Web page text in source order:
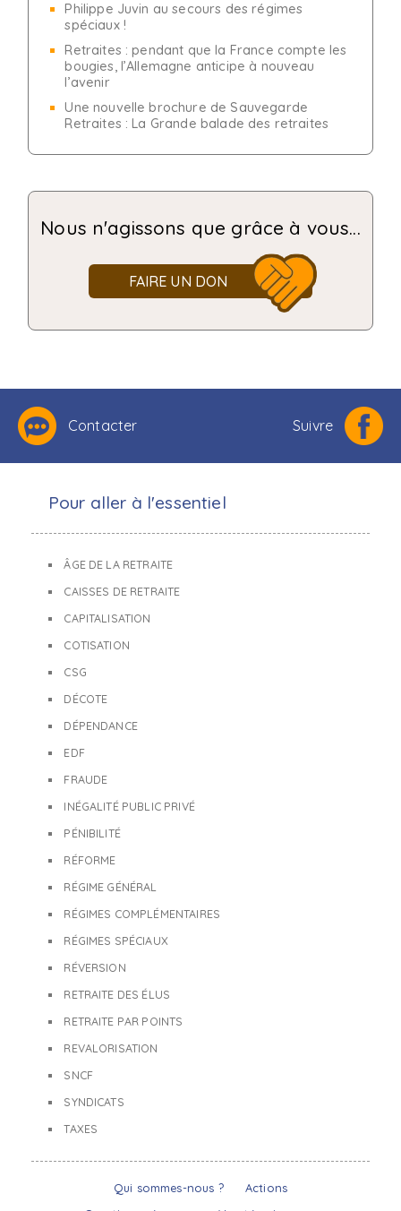
Philippe Juvin au secours des régimes
spéciaux !
Retraites : pendant que la France compte les
bougies, l’Allemagne anticipe à nouveau
l’avenir
Une nouvelle brochure de Sauvegarde
Retraites : La Grande balade des retraites
Nous n'agissons que grâce à vous...
FAIRE UN DON
Contacter Suivre
Pour aller à l'essentiel
ÂGE DE LA RETRAITE
CAISSES DE RETRAITE
CAPITALISATION
COTISATION
CSG
DÉCOTE
DÉPENDANCE
EDF
FRAUDE
INÉGALITÉ PUBLIC PRIVÉ
PÉNIBILITÉ
RÉFORME
RÉGIME GÉNÉRAL
RÉGIMES COMPLÉMENTAIRES
RÉGIMES SPÉCIAUX
RÉVERSION
RETRAITE DES ÉLUS
RETRAITE PAR POINTS
REVALORISATION
SNCF
SYNDICATS
TAXES
Qui sommes-nous ?
Actions